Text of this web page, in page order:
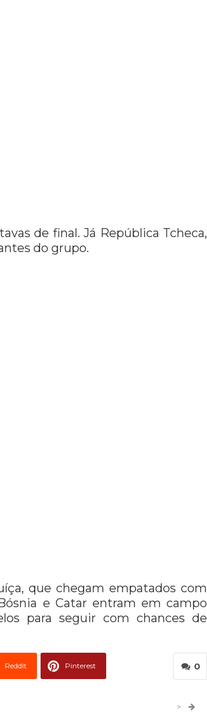
de final. Já República Tcheca,
do grupo.
que chegam empatados com
e Catar entram em campo
para seguir com chances de
0
ReddIt Pinterest
>